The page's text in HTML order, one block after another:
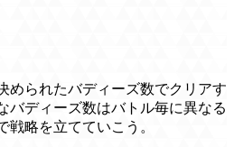
められたバディーズ数でクリアす
バディーズ数はバトル毎に異なる
戦略を立てていこう。